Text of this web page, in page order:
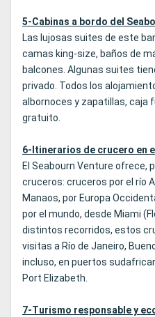
5-Cabinas a bordo del
Las lujosas suites de este
camas king-size, baños de
balcones. Algunas suites
privado. Todos los
albornoces y zapatillas, caja
gratuito.
6-Itinerarios de crucero en
El Seabourn Venture ofrece,
cruceros: cruceros por el río
Manaos, por Europa
por el mundo, desde Miami
distintos recorridos, estos
visitas a Río de Janeiro,
incluso, en puertos
Port Elizabeth.
7-Turismo responsable y